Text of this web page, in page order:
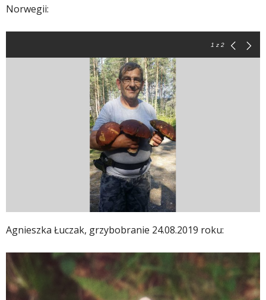
Norwegii:
1 z 2
Agnieszka Łuczak, grzybobranie 24.08.2019 roku: